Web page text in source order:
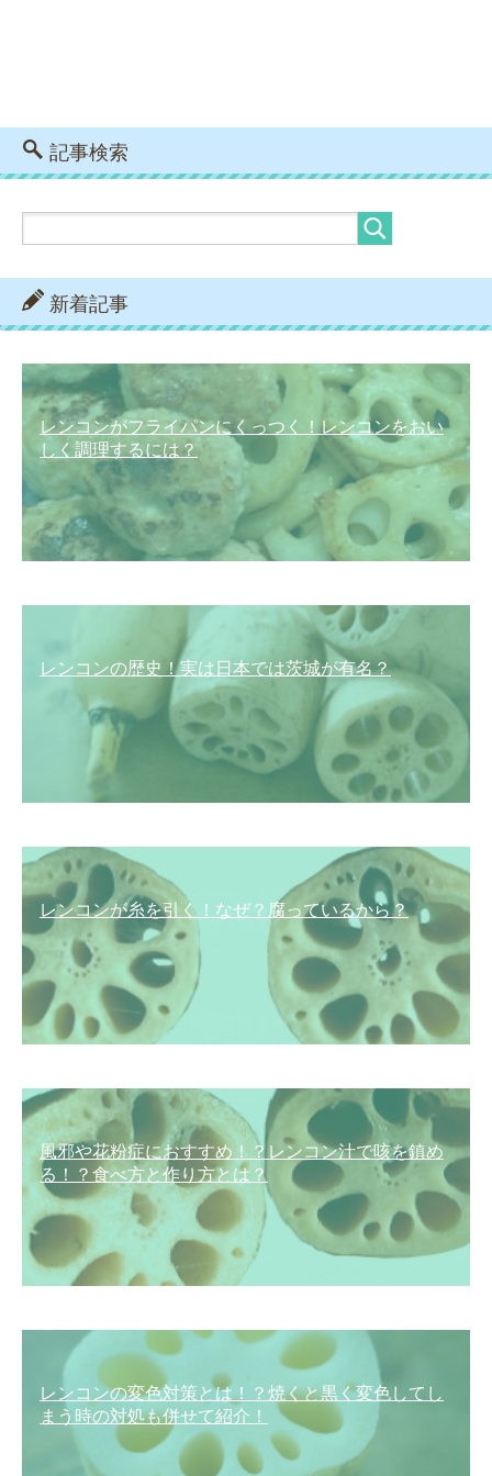
記事検索
新着記事
レンコンがフライパンにくっつく！レンコンをおい
しく調理するには？
レンコンの歴史！実は日本では茨城が有名？
レンコンが糸を引く！なぜ？腐っているから？
風邪や花粉症におすすめ！？レンコン汁で咳を鎮め
る！？食べ方と作り方とは？
レンコンの変色対策とは！？焼くと黒く変色してし
まう時の対処も併せて紹介！